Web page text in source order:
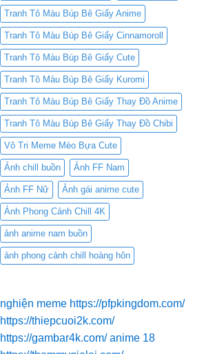
Tranh Tô Màu Búp Bê Giấy Anime
Tranh Tô Màu Búp Bê Giấy Cinnamoroll
Tranh Tô Màu Búp Bê Giấy Cute
Tranh Tô Màu Búp Bê Giấy Kuromi
Tranh Tô Màu Búp Bê Giấy Thay Đồ Anime
Tranh Tô Màu Búp Bê Giấy Thay Đồ Chibi
Vô Tri Meme Mèo Bựa Cute
Ảnh chill buồn Ảnh FF Nam
Ảnh FF Nữ Ảnh gái anime cute
Ảnh Phong Cảnh Chill 4K
ảnh anime nam buồn
ảnh phong cảnh chill hoàng hôn
nghiện meme https://pfpkingdom.com/
https://thiepcuoi2k.com/
https://gambar4k.com/ anime 18